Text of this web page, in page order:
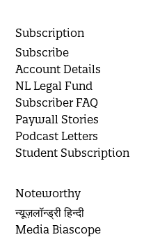
Subscription
Subscribe
Account Details
NL Legal Fund
Subscriber FAQ
Paywall Stories
Podcast Letters
Student Subscription
Noteworthy
न्यूज़लॉन्ड्री हिन्दी
Media Biascope